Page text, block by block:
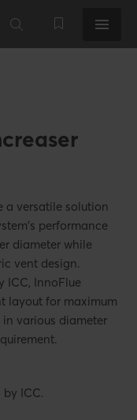
a versatile solution
performance
diameter while
vent design.
ICC, InnoFlue
layout for maximum
various diameter
by ICC.